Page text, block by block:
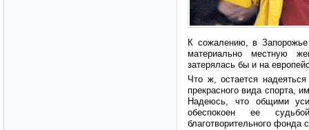
К сожалению, в
материально местную
затерялась бы и на
Что ж, остается
прекрасного вида спорта,
Надеюсь, что общими
обеспокоен ее
благотворительного